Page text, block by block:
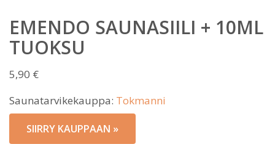
EMENDO SAUNASIILI + 10ML
TUOKSU
5,90 €
Saunatarvikekauppa: Tokmanni
SIIRRY KAUPPAAN »